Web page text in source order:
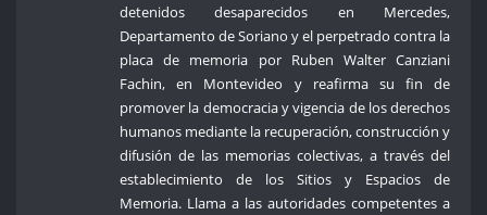
detenidos desaparecidos en Mercedes,
Departamento de Soriano y el perpetrado contra la
placa de memoria por Ruben Walter Canziani
Fachin, en Montevideo y reafirma su fin de
promover la democracia y vigencia de los derechos
humanos mediante la recuperación, construcción y
difusión de las memorias colectivas, a través del
establecimiento de los Sitios y Espacios de
Memoria. Llama a las autoridades competentes a